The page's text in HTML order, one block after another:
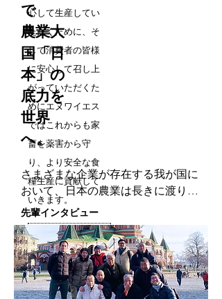
で
農業大
国「日
本」の
底力を
世界
へ。
さまざまな企業が存在する我が国に
おいて、日本の農業は長きに渡り斜
陽産業と言われてきました。そのた
め、IT産業をはじめとする成長産業
に優秀な人材が集中するのは自然の
流れと言えます。
しかし、農業は一次産業ではなく、
二次産業と考える当社は、農業こそ
​先輩インタビュー
ルートセールス 森崎洋史
​代表取締役 中川良成
心して生産してい
ただくために、そ
して消費者の皆様
に安心して召し上
がっていただくた
めにエヌワイエス
ではこれからも家
畜を薬害から守
り、より安全な食
糧生産に貢献して
いきます。
会社概要